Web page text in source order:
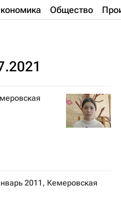
Общество
2011, Кемеровская